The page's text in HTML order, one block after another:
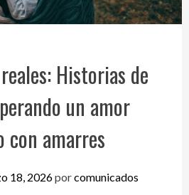
Historias de
un amor
con amarres
18, 2026porcomunicados